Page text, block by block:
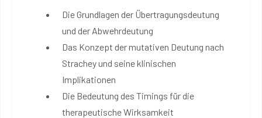
Die Grundlagen der Übertragungsdeutung
und der Abwehrdeutung
Das Konzept der mutativen Deutung nach
Strachey und seine klinischen
Implikationen
Die Bedeutung des Timings für die
therapeutische Wirksamkeit